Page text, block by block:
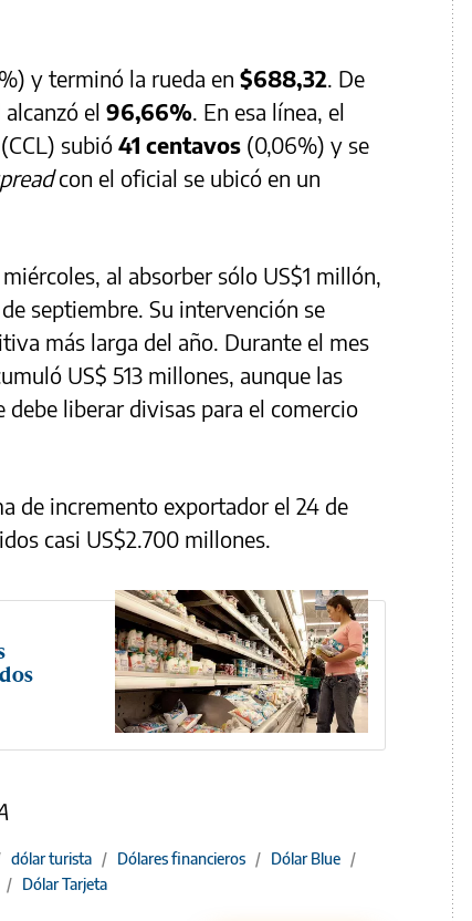
y terminó la rueda en $688,32. De
el 96,66%. En esa línea, el
(CCL) subió 41 centavos (0,06%) y se
con el oficial se ubicó en un
al absorber sólo US$1 millón,
septiembre. Su intervención se
más larga del año. Durante el mes
US$ 513 millones, aunque las
debe liberar divisas para el comercio
de incremento exportador el 24 de
casi US$2.700 millones.
dólar turista / Dólares financieros / Dólar Blue /
/ Dólar Tarjeta